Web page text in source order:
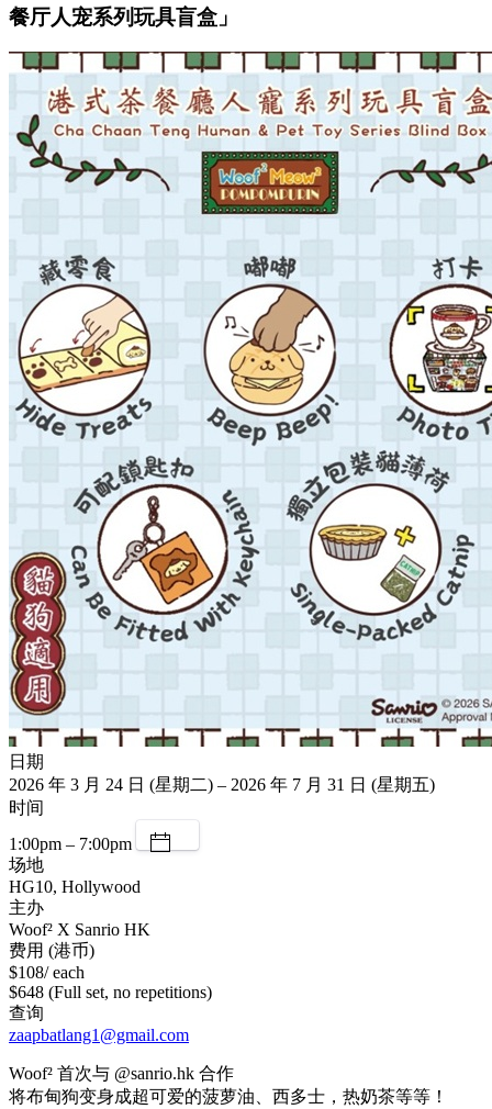
餐厅人宠系列玩具盲盒」
日期
2026 年 3 月 24 日 (星期二) – 2026 年 7 月 31 日 (星期五)
时间
1:00pm – 7:00pm
场地
HG10, Hollywood
主办
Woof² X Sanrio HK
费用 (港币)
$108/ each
$648 (Full set, no repetitions)
查询
zaapbatlang1@gmail.com
Woof² 首次与 @sanrio.hk 合作
将布甸狗变身成超可爱的菠萝油、西多士，热奶茶等等！